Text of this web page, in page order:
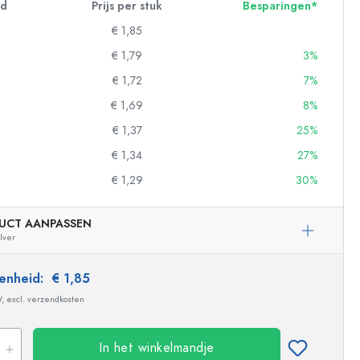
Prijs per stuk
Besparingen*
€ 1,85
€ 1,79
3%
€ 1,72
7%
€ 1,69
8%
€ 1,37
25%
€ 1,34
27%
€ 1,29 30%
AANPASSEN
€ 1,85
excl. verzendkosten
In het winkelmandje